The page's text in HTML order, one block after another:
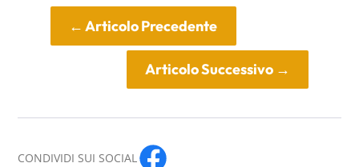
←Articolo Precedente
Articolo Successivo→
CONDIVIDI SUI SOCIAL